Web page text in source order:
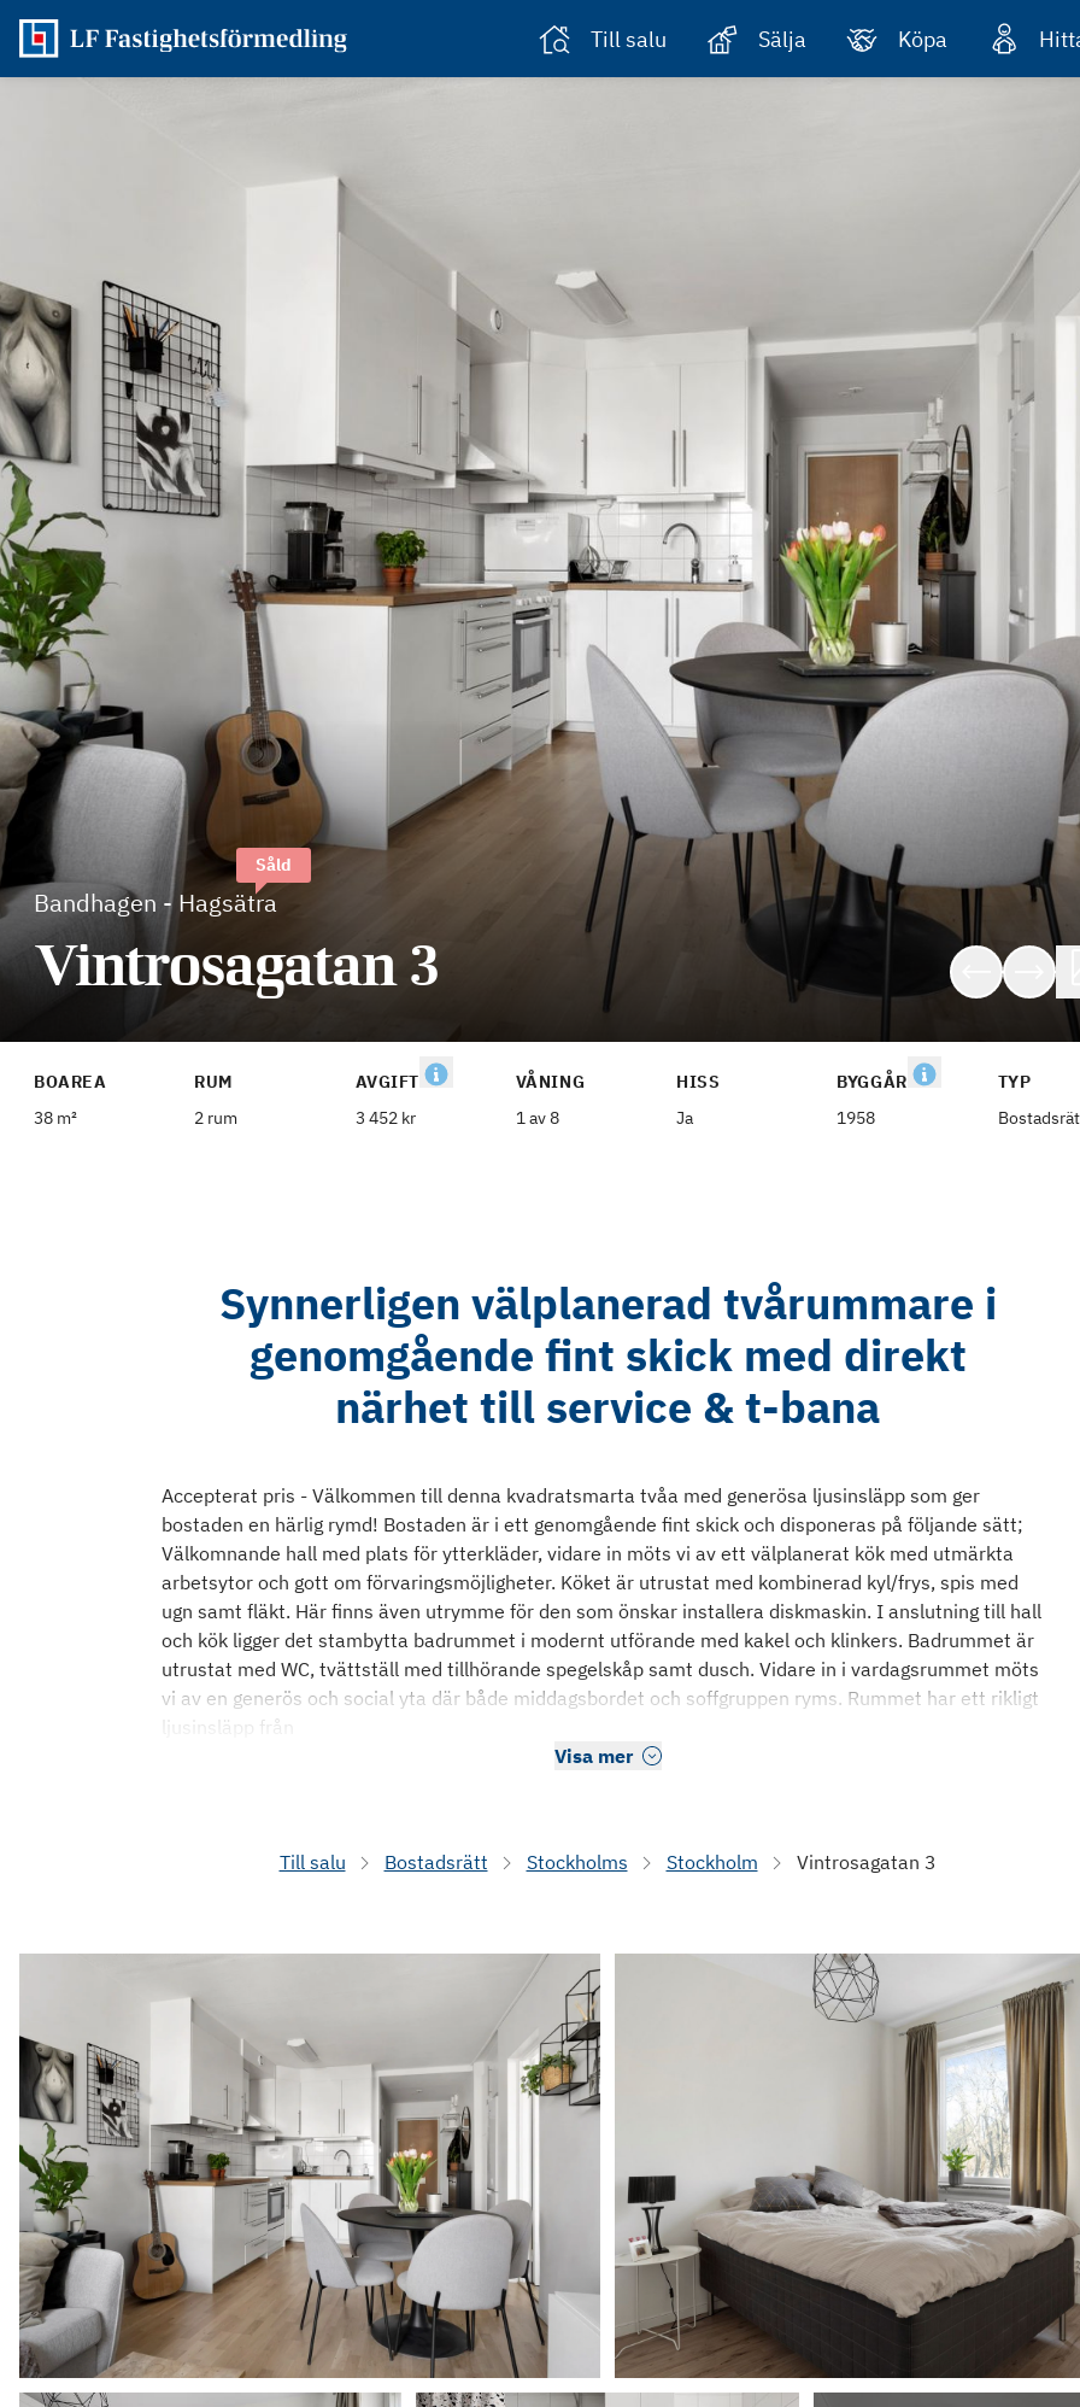
Till salu Sälja Köpa
Bandhagen -Hagsätra
Såld
Vintrosagatan 3
BOAREA
38 m²
RUM
2 rum
AVGIFT
3 452 kr
VÅNING
1 av 8
HISS
Ja
BYGGÅR
1958
TYP
Synnerligen välplanerad tvårummare i
genomgående fint skick med direkt
närhet till service & t-bana
Accepterat pris - Välkommen till denna kvadratsmarta tvåa med generösa ljusinsläpp som ger
bostaden en härlig rymd! Bostaden är i ett genomgående fint skick och disponeras på följande sätt;
Välkomnande hall med plats för ytterkläder, vidare in möts vi av ett välplanerat kök med utmärkta
arbetsytor och gott om förvaringsmöjligheter. Köket är utrustat med kombinerad kyl/frys, spis med
ugn samt fläkt. Här finns även utrymme för den som önskar installera diskmaskin. I anslutning till hall
och kök ligger det stambytta badrummet i modernt utförande med kakel och klinkers. Badrummet är
utrustat med WC, tvättställ med tillhörande spegelskåp samt dusch. Vidare in i vardagsrummet möts
vi av en generös och social yta där både middagsbordet och soffgruppen ryms. Rummet har ett rikligt
ljusinsläpp från
Visa mer
Till salu Bostadsrätt Stockholms Stockholm Vintrosagatan 3